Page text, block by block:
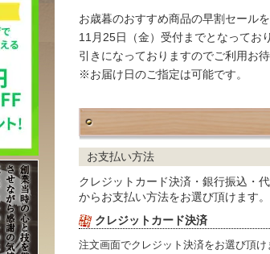
お歳暮のおすすめ商品の早割セールを
11月25日（金）受付までとなってお
引きになっておりますのでご利用お待
※お届け日のご指定は可能です。
お支払い方法
クレジットカード決済・銀行振込・
からお支払い方法をお選び頂けます。
クレジットカード決済
注文画面でクレジット決済をお選び頂け